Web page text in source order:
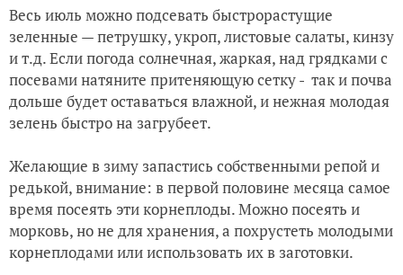
Весь июль можно подсевать быстрорастущие
зеленные — петрушку, укроп, листовые салаты, кинзу
и т.д. Если погода солнечная, жаркая, над грядками с
посевами натяните притеняющую сетку - так и почва
дольше будет оставаться влажной, и нежная молодая
зелень быстро на загрубеет.
Желающие в зиму запастись собственными репой и
редькой, внимание: в первой половине месяца самое
время посеять эти корнеплоды. Можно посеять и
морковь, но не для хранения, а похрустеть молодыми
корнеплодами или использовать их в заготовки.